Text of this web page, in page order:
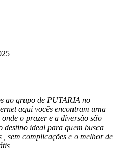
ao grupo de PUTARIA no
aqui vocês encontram uma
o prazer e a diversão são
destino ideal para quem busca
sem complicações e o melhor de